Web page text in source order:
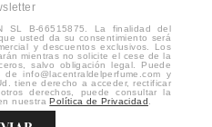
SL B-66515875. La finalidad del
usted da su consentimiento será
y descuentos exclusivos. Los
mientras no solicite el cese de la
salvo obligación legal. Puede
info@lacentraldelperfume.com y
tiene derecho a acceder, rectificar
derechos, puede consultar la
nuestraPolítica de Privacidad